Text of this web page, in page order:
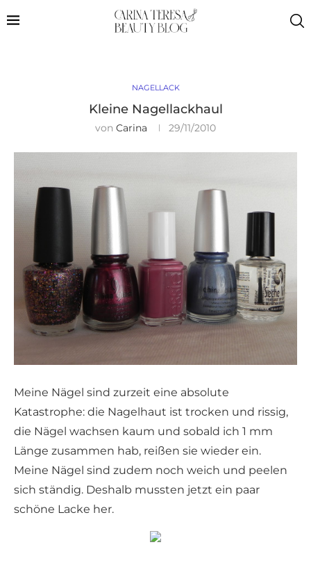
NAGELLACK
Kleine Nagellackhaul
von Carina 29/11/2010
Meine Nägel sind zurzeit eine absolute
Katastrophe: die Nagelhaut ist trocken und rissig,
die Nägel wachsen kaum und sobald ich 1 mm
Länge zusammen hab, reißen sie wieder ein.
Meine Nägel sind zudem noch weich und peelen
sich ständig. Deshalb mussten jetzt ein paar
schöne Lacke her.